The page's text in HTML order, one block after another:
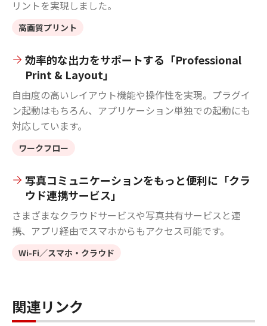
リントを実現しました。
高画質プリント
効率的な出力をサポートする「Professional
Print & Layout」
自由度の高いレイアウト機能や操作性を実現。プラグイ
ン起動はもちろん、アプリケーション単独での起動にも
対応しています。
ワークフロー
写真コミュニケーションをもっと便利に「クラ
ウド連携サービス」
さまざまなクラウドサービスや写真共有サービスと連
携、アプリ経由でスマホからもアクセス可能です。
Wi-Fi／スマホ・クラウド
関連リンク